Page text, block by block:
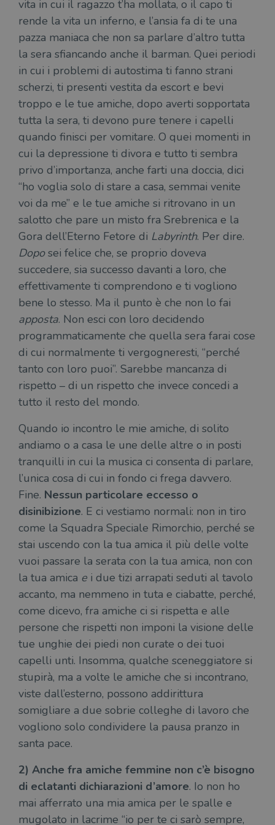
vita in cui il ragazzo t’ha mollata, o il capo ti
rende la vita un inferno, e l’ansia fa di te una
pazza maniaca che non sa parlare d’altro tutta
la sera sfiancando anche il barman. Quei periodi
in cui i problemi di autostima ti fanno strani
scherzi, ti presenti vestita da escort e bevi
troppo e le tue amiche, dopo averti sopportata
tutta la sera, ti devono pure tenere i capelli
quando finisci per vomitare. O quei momenti in
cui la depressione ti divora e tutto ti sembra
privo d’importanza, anche farti una doccia, dici
“ho voglia solo di stare a casa, semmai venite
voi da me” e le tue amiche si ritrovano in un
salotto che pare un misto fra Srebrenica e la
Gora dell’Eterno Fetore di Labyrinth. Per dire.
Doposei felice che, se proprio doveva
succedere, sia successo davanti a loro, che
effettivamente ti comprendono e ti vogliono
bene lo stesso. Ma il punto è che non lo fai
apposta. Non esci con loro decidendo
programmaticamente che quella sera farai cose
di cui normalmente ti vergogneresti, “perché
tanto con loro puoi”. Sarebbe mancanza di
rispetto – di un rispetto che invece concedi a
tutto il resto del mondo.
Quando io incontro le mie amiche, di solito
andiamo o a casa le une delle altre o in posti
tranquilli in cui la musica ci consenta di parlare,
l’unica cosa di cui in fondo ci frega davvero.
Fine. Nessun particolare eccesso o
disinibizione. E ci vestiamo normali: non in tiro
come la Squadra Speciale Rimorchio, perché se
stai uscendo con la tua amica il più delle volte
vuoi passare la serata con la tua amica, non con
la tua amica e i due tizi arrapati seduti al tavolo
accanto, ma nemmeno in tuta e ciabatte, perché,
come dicevo, fra amiche ci si rispetta e alle
persone che rispetti non imponi la visione delle
tue unghie dei piedi non curate o dei tuoi
capelli unti. Insomma, qualche sceneggiatore si
stupirà, ma a volte le amiche che si incontrano,
viste dall’esterno, possono addirittura
somigliare a due sobrie colleghe di lavoro che
vogliono solo condividere la pausa pranzo in
santa pace.
2) Anche fra amiche femmine non c’è bisogno
di eclatanti dichiarazioni d’amore. Io non ho
mai afferrato una mia amica per le spalle e
mugolato in lacrime “io per te ci sarò sempre,